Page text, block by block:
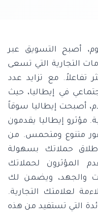
أصبح التسويق عبر
التجارية التي تسعى
تفاعلاً. مع تزايد عدد
في إيطاليا، حيث
مستخدم، أصبحت إيطاليا سوقاً
مؤثرو إيطاليا يقدمون
متنوع ومتحمس. من
حملاتك بسهولة
المؤثرون لحملاتك
والجهد، ويضمن لك
لعلامتك التجارية.
التي تستفيد من هذه